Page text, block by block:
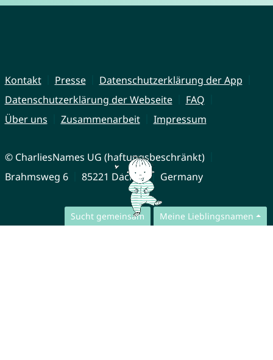
Sucht gemeinsam Meine Lieblingsnamen
Kontakt Presse
Datenschutzerklärung der App
Datenschutzerklärung der Webseite
FAQ
Über uns
Zusammenarbeit Impressum
© CharliesNames UG (haftungsbeschränkt)
Brahmsweg 6
85221 Dachau Germany